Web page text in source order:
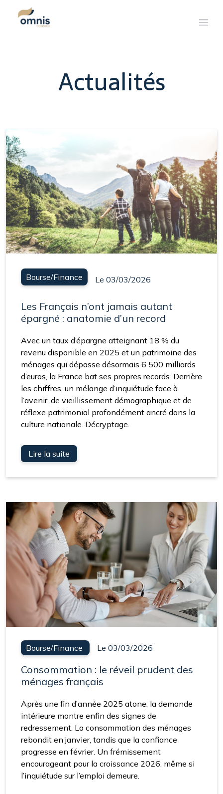
Actualités
Bourse/Finance Le 03/03/2026
Les Français n’ont jamais autant
épargné : anatomie d’un record
Avec un taux d’épargne atteignant 18 % du
revenu disponible en 2025 et un patrimoine des
ménages qui dépasse désormais 6 500 milliards
d’euros, la France bat ses propres records. Derrière
les chiffres, un mélange d’inquiétude face à
l’avenir, de vieillissement démographique et de
réflexe patrimonial profondément ancré dans la
culture nationale. Décryptage.
Lire la suite
Bourse/Finance Le 03/03/2026
Consommation : le réveil prudent des
ménages français
Après une fin d’année 2025 atone, la demande
intérieure montre enfin des signes de
redressement. La consommation des ménages
rebondit en janvier, tandis que la confiance
progresse en février. Un frémissement
encourageant pour la croissance 2026, même si
l’inquiétude sur l’emploi demeure.